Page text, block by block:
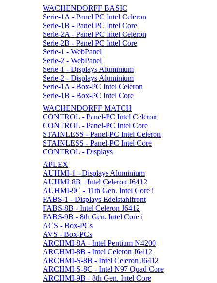
WACHENDORFF BASIC
Serie-1A - Panel PC Intel Celeron
Serie-1B - Panel PC Intel Core
Serie-2A - Panel PC Intel Celeron
Serie-2B - Panel PC Intel Core
Serie-1 - WebPanel
Serie-2 - WebPanel
Serie-1 - Displays Aluminium
Serie-2 - Displays Aluminium
Serie-1A - Box-PC Intel Celeron
Serie-1B - Box-PC Intel Core
WACHENDORFF MATCH
CONTROL - Panel-PC Intel Celeron
CONTROL - Panel-PC Intel Core
STAINLESS - Panel-PC Intel Celeron
STAINLESS - Panel-PC Intel Core
CONTROL - Displays
APLEX
AUHMI-1 - Displays Aluminium
AUHMI-8B - Intel Celeron J6412
AUHMI-9C - 11th Gen. Intel Core i
FABS-1 - Displays Edelstahlfront
FABS-8B - Intel Celeron J6412
FABS-9B - 8th Gen. Intel Core i
ACS - Box-PCs
AVS - Box-PCs
ARCHMI-8A - Intel Pentium N4200
ARCHMI-8B - Intel Celeron J6412
ARCHMI-S-8B - Intel Celeron J6412
ARCHMI-S-8C - Intel N97 Quad Core
ARCHMI-9B - 8th Gen. Intel Core